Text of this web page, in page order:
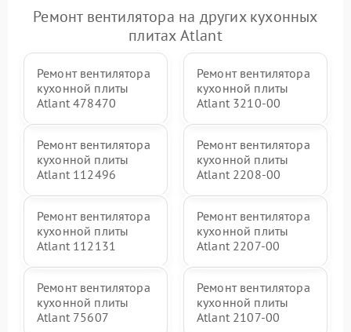
Ремонт вентилятора на других кухонных
плитах Atlant
Ремонт вентилятора
кухонной плиты
Atlant 478470
Ремонт вентилятора
кухонной плиты
Atlant 3210-00
Ремонт вентилятора
кухонной плиты
Atlant 112496
Ремонт вентилятора
кухонной плиты
Atlant 2208-00
Ремонт вентилятора
кухонной плиты
Atlant 112131
Ремонт вентилятора
кухонной плиты
Atlant 2207-00
Ремонт вентилятора
кухонной плиты
Atlant 75607
Ремонт вентилятора
кухонной плиты
Atlant 2107-00